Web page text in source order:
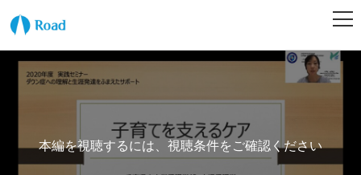
本編を視聴するには、視聴条件をご確認ください